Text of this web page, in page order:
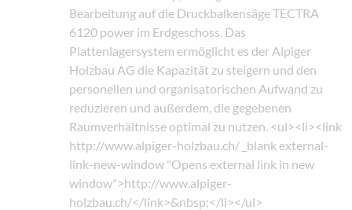
Bearbeitung auf die Druckbalkensäge TECTRA
6120 power im Erdgeschoss. Das
Plattenlagersystem ermöglicht es der Alpiger
Holzbau AG die Kapazität zu steigern und den
personellen und organisatorischen Aufwand zu
reduzieren und außerdem, die gegebenen
Raumverhältnisse optimal zu nutzen. <ul><li><link
http://www.alpiger-holzbau.ch/ _blank external-
link-new-window "Opens external link in new
window">http://www.alpiger-
holzbau.ch/</link>&nbsp;</li></ul>